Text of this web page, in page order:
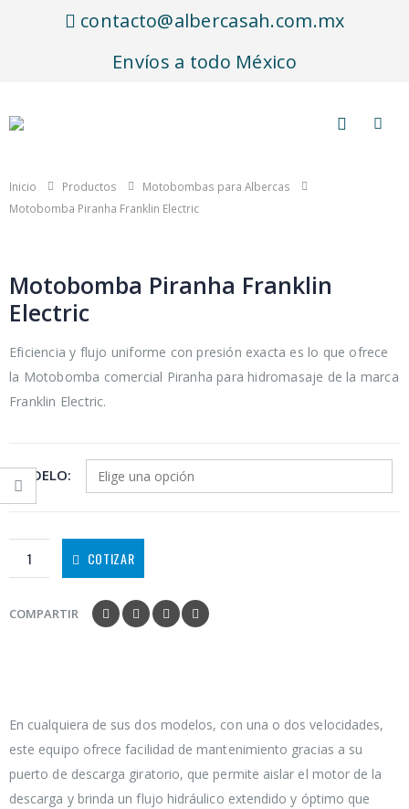
contacto@albercasah.com.mx
Envíos a todo México
Inicio Productos
Motobombas para Albercas
Motobomba Piranha Franklin Electric
Motobomba Piranha Franklin
Electric
Eficiencia y flujo uniforme con presión exacta es lo que ofrece
la Motobomba comercial Piranha para hidromasaje de la marca
Franklin Electric.
MODELO
COTIZAR
COMPARTIR
En cualquiera de sus dos modelos, con una o dos velocidades,
este equipo ofrece facilidad de mantenimiento gracias a su
puerto de descarga giratorio, que permite aislar el motor de la
descarga y brinda un flujo hidráulico extendido y óptimo que